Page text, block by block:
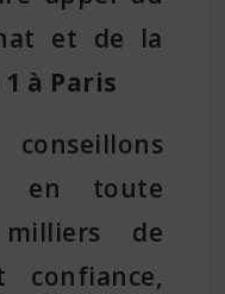
et de la
à Paris
en toute
de